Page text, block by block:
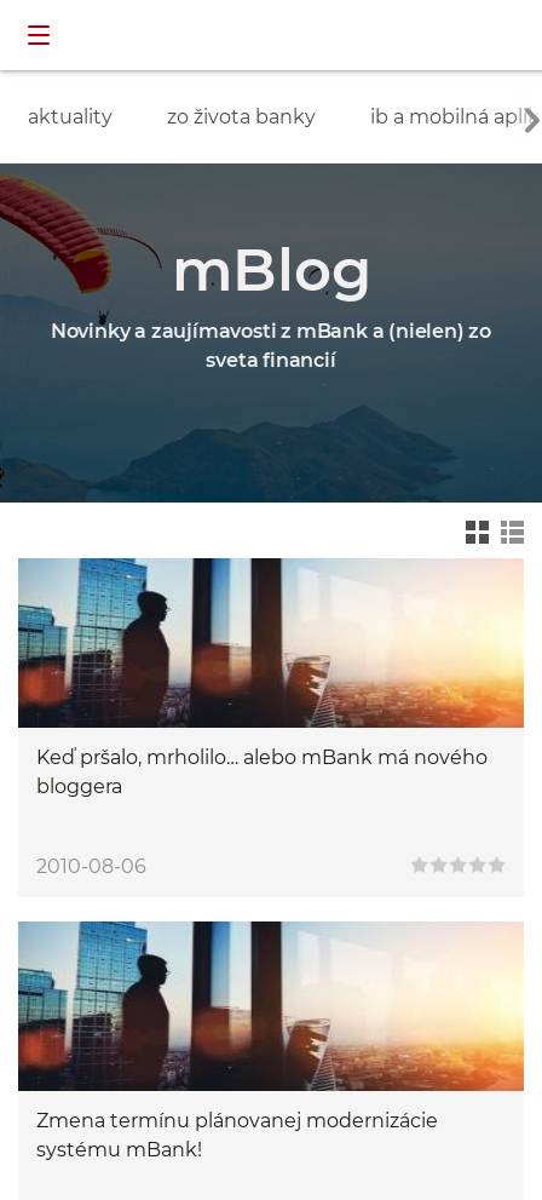
aktuality zo života banky ib a mobilná
mBlog
Novinky a zaujímavosti z mBank a (nielen) zo
sveta financií
widok drz
ewa
felkowy
Keď pršalo, mrholilo… alebo mBank má nového
bloggera
2010-08-06
Zmena termínu plánovanej modernizácie
systému mBank!